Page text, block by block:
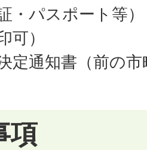
・パスポート等）
可）
定通知書（前の
項